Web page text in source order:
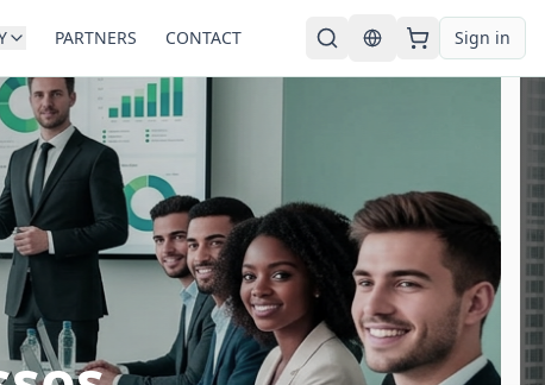
PARTNERS CONTACT English Sign in